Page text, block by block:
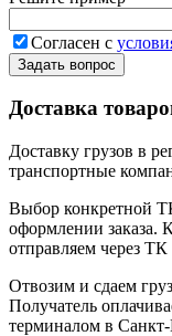
Согласен с
Задать вопрос
Доставка
Доставку грузов в
транспортные
Выбор конкретной
оформлении заказа.
отправляем через
Отвозим и сдаем
Получатель
терминалом в